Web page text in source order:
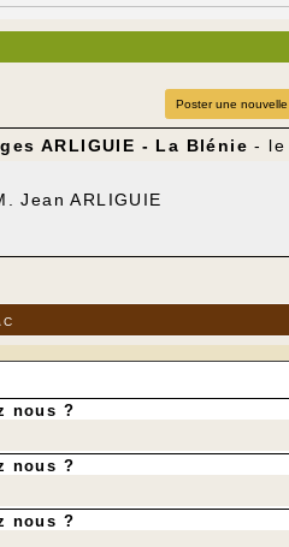
Poster une nouvelle
ARLIGUIE - La Blénie - le
Jean ARLIGUIE
nous ?
nous ?
nous ?